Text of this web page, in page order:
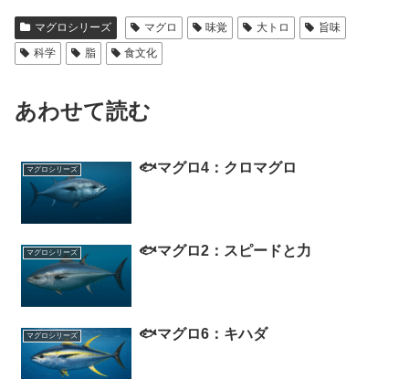
マグロシリーズ マグロ 味覚 大トロ
旨味
科学
脂 食文化
あわせて読む
マグロシリーズ 🐟マグロ4：クロマグロ
マグロシリーズ 🐟マグロ2：スピードと力
マグロシリーズ 🐟マグロ6：キハダ